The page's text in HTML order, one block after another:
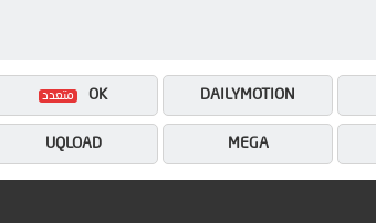
UQLOAD
OK
MEGA
DAILYMOTION